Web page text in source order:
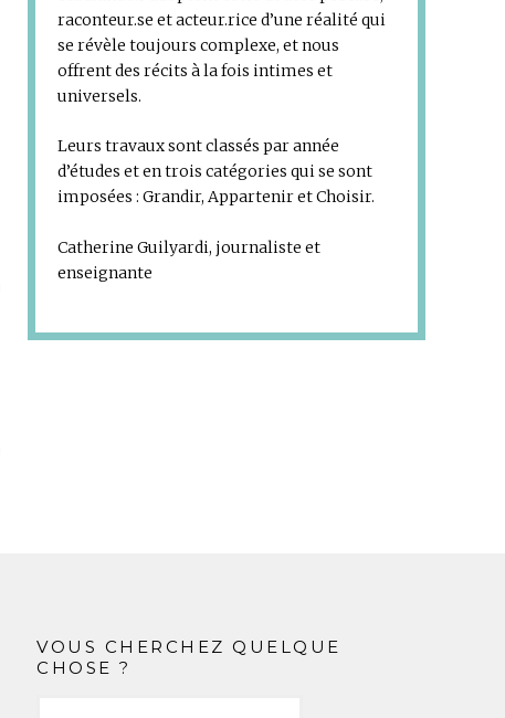
raconteur.se et acteur.rice d’une réalité qui
se révèle toujours complexe, et nous
offrent des récits à la fois intimes et
universels.
Leurs travaux sont classés par année
d’études et en trois catégories qui se sont
imposées : Grandir, Appartenir et Choisir.
Catherine Guilyardi, journaliste et
enseignante
VOUS CHERCHEZ QUELQUE
CHOSE ?